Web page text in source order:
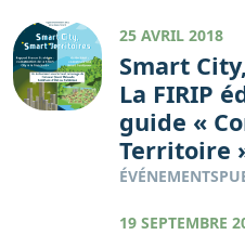
25 AVRIL 2018
Smart
La FIRIP
guide «
Territoire
ÉVÉNEMENTS
19 SEPTEMBRE